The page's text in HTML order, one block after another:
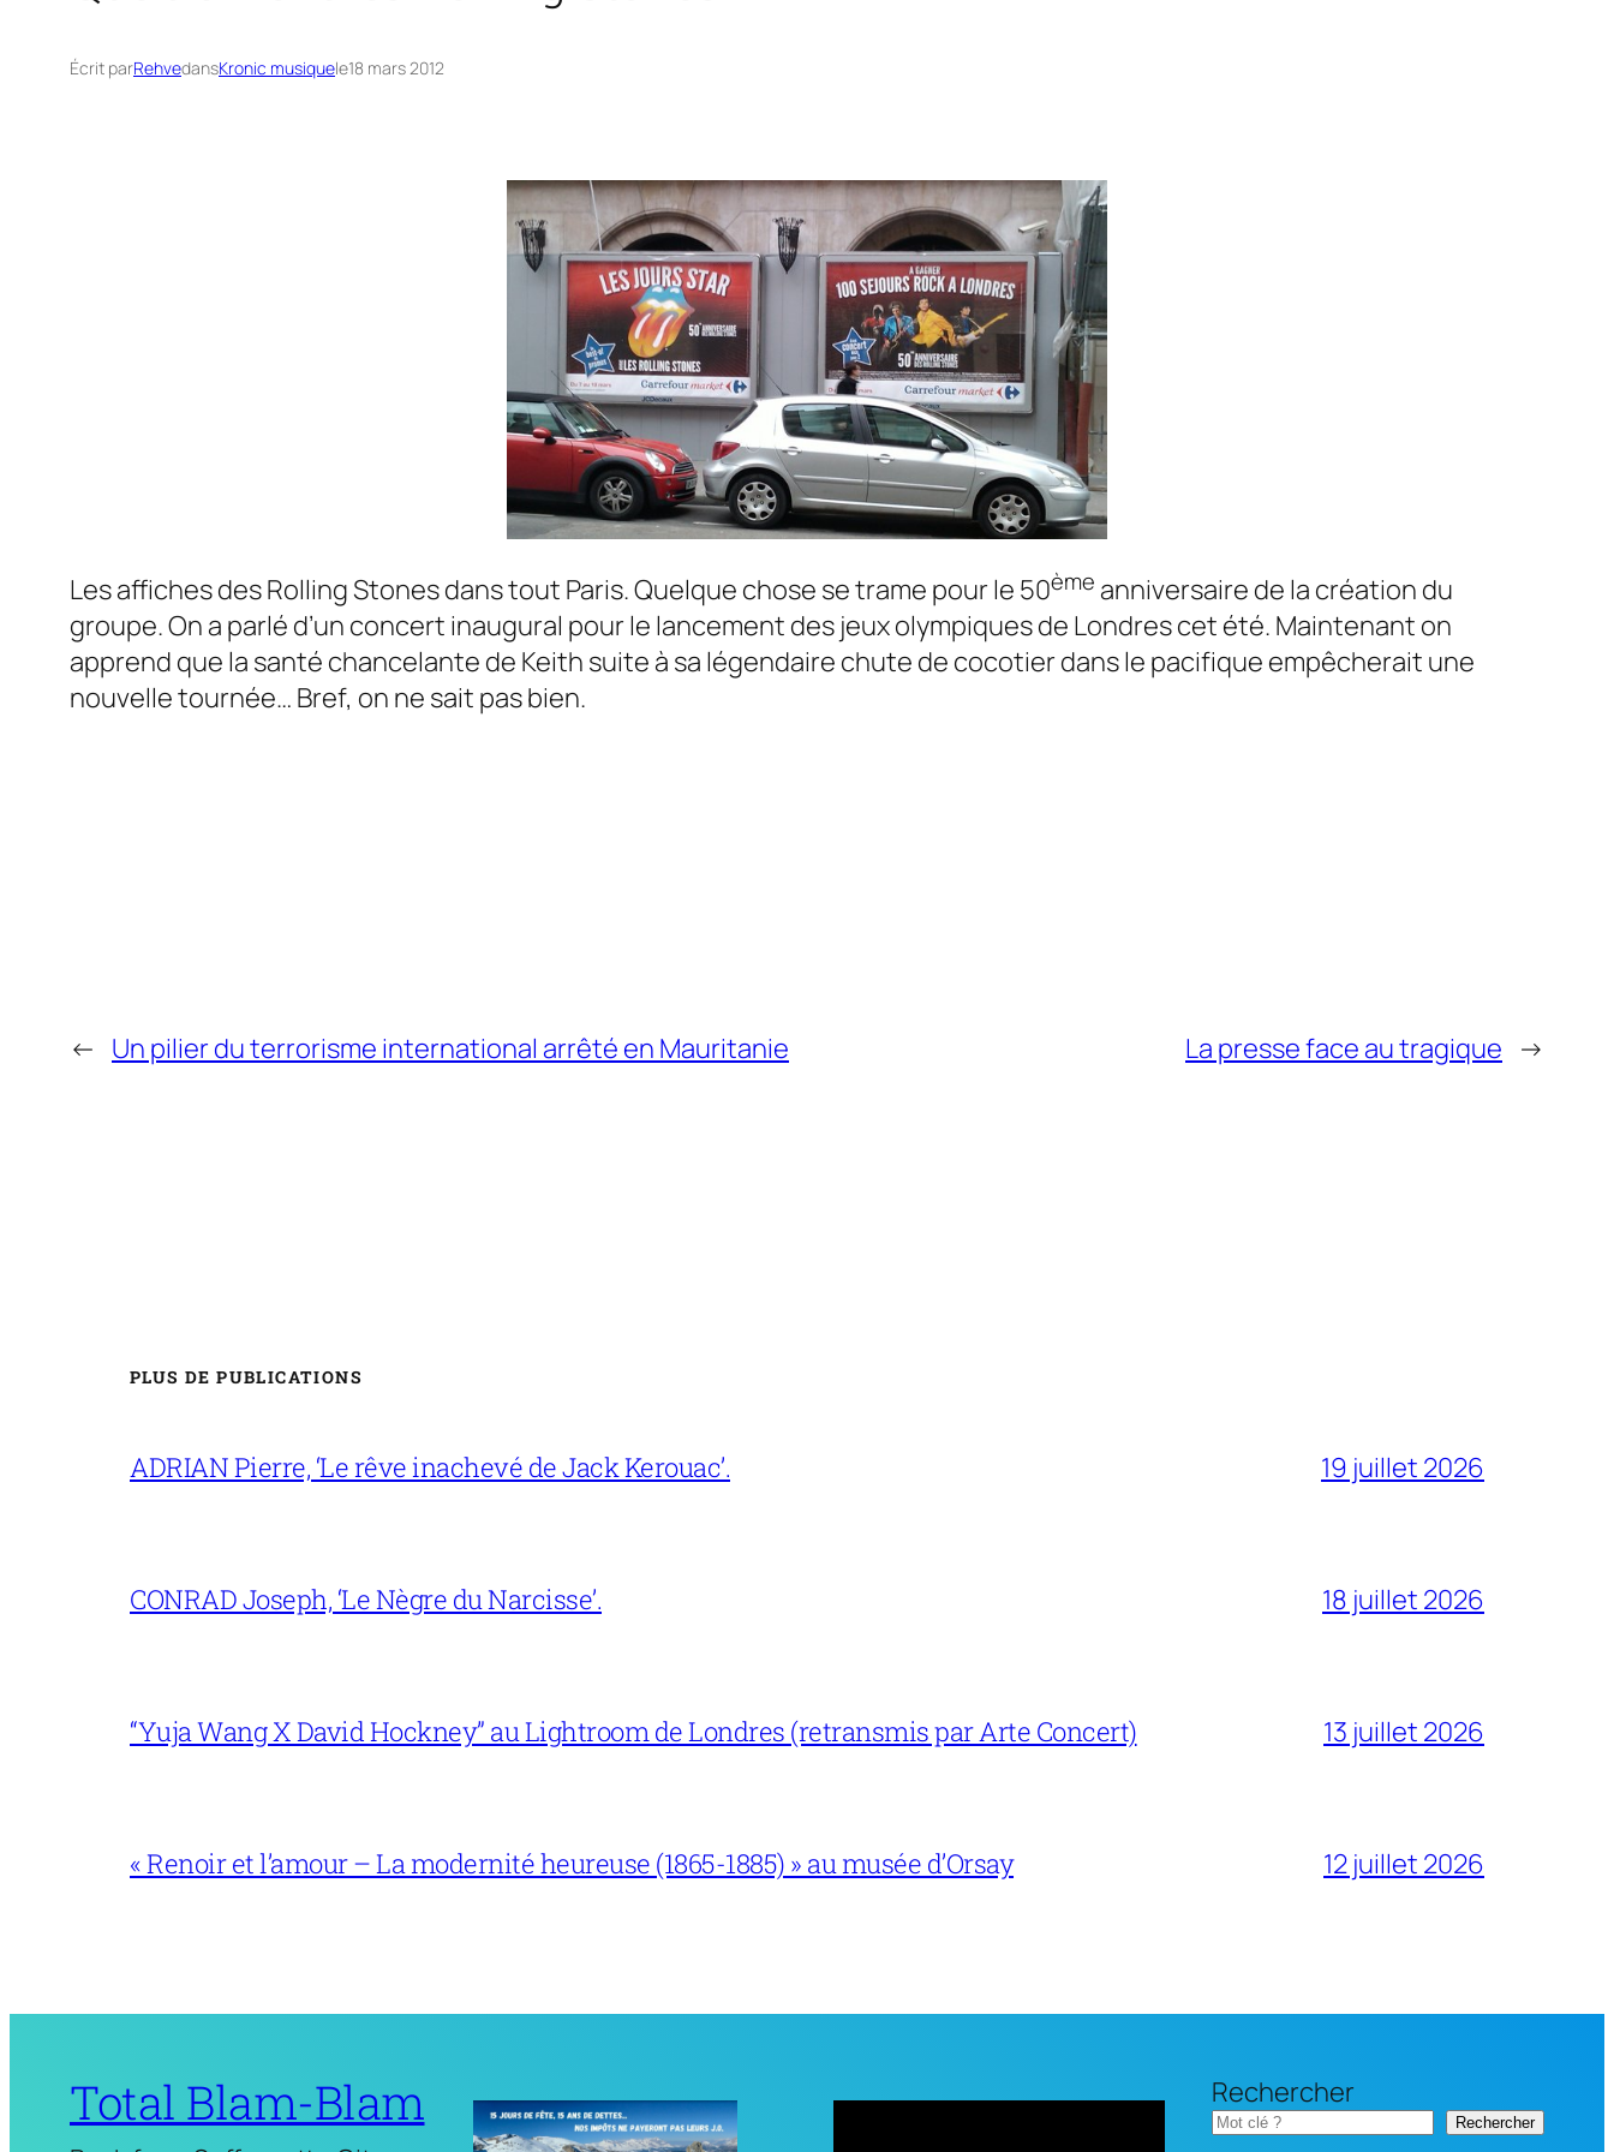
Écrit parRehvedansKronic musiquele18 mars 2012
Les affiches des Rolling Stones dans tout Paris. Quelque chose se trame pour le 50ème anniversaire de la création du
groupe. On a parlé d’un concert inaugural pour le lancement des jeux olympiques de Londres cet été. Maintenant on
apprend que la santé chancelante de Keith suite à sa légendaire chute de cocotier dans le pacifique empêcherait une
nouvelle tournée… Bref, on ne sait pas bien.
← Un pilier du terrorisme international arrêté en Mauritanie La presse face au tragique →
PLUS DE PUBLICATIONS
ADRIAN Pierre, ‘Le rêve inachevé de Jack Kerouac’. 19 juillet 2026
CONRAD Joseph, ‘Le Nègre du Narcisse’. 18 juillet 2026
“Yuja Wang X David Hockney” au Lightroom de Londres (retransmis par Arte Concert) 13 juillet 2026
« Renoir et l’amour – La modernité heureuse (1865-1885) » au musée d’Orsay 12 juillet 2026
Total Blam-Blam Rechercher
Rechercher